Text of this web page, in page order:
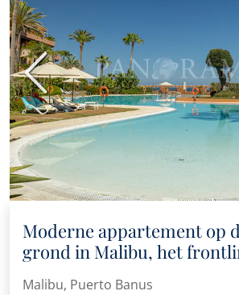
Vorige
Moderne appartement op
grond in Malibu, het
strandcomplex van Puerto
Malibu, Puerto Banus